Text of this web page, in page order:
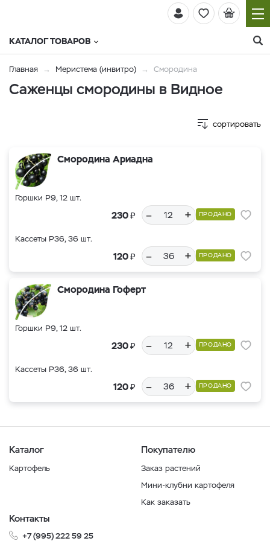
КАТАЛОГ ТОВАРОВ
Главная Меристема (инвитро) Смородина
Саженцы смородины в Видное
сортировать
Смородина Ариадна
Горшки Р9, 12 шт.
230₽ – + ПРОДАНО
Кассеты Р36, 36 шт.
120₽ – + ПРОДАНО
Смородина Гоферт
Горшки Р9, 12 шт.
230₽ – + ПРОДАНО
Кассеты Р36, 36 шт.
120₽ – + ПРОДАНО
Каталог
Картофель
Покупателю
Заказ растений
Мини-клубни картофеля
Как заказать
Контакты
+7 (995) 222 59 25